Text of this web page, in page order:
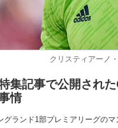
クリスティアーノ
集記事で公開され
情
ランド1部プレミアリーグの